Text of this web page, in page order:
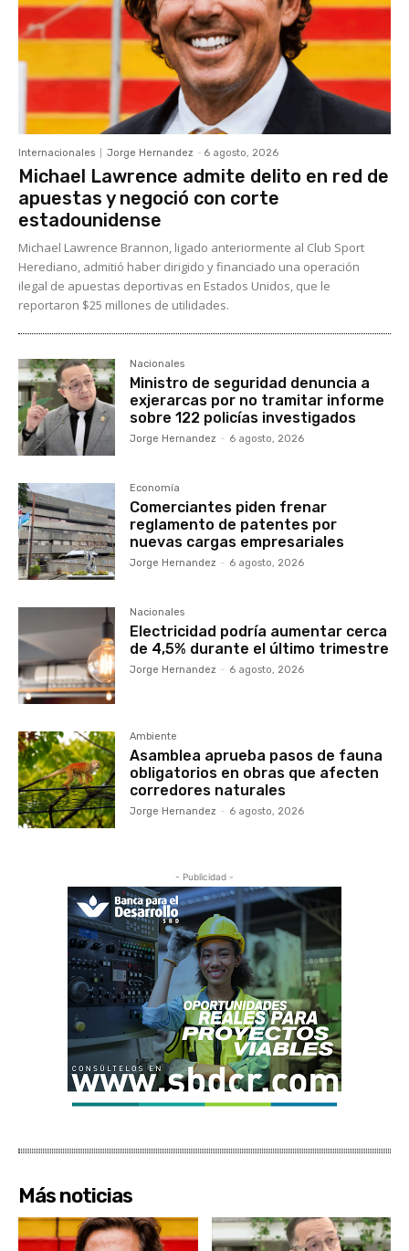
Internacionales Jorge Hernandez - 6 agosto, 2026
Michael Lawrence admite delito en red de
apuestas y negoció con corte
estadounidense
Michael Lawrence Brannon, ligado anteriormente al Club Sport
Herediano, admitió haber dirigido y financiado una operación
ilegal de apuestas deportivas en Estados Unidos, que le
reportaron $25 millones de utilidades.
Nacionales
Ministro de seguridad denuncia a
exjerarcas por no tramitar informe
sobre 122 policías investigados
Jorge Hernandez - 6 agosto, 2026
Economía
Comerciantes piden frenar
reglamento de patentes por
nuevas cargas empresariales
Jorge Hernandez - 6 agosto, 2026
Nacionales
Electricidad podría aumentar cerca
de 4,5% durante el último trimestre
Jorge Hernandez - 6 agosto, 2026
Ambiente
Asamblea aprueba pasos de fauna
obligatorios en obras que afecten
corredores naturales
Jorge Hernandez - 6 agosto, 2026
- Publicidad -
Más noticias